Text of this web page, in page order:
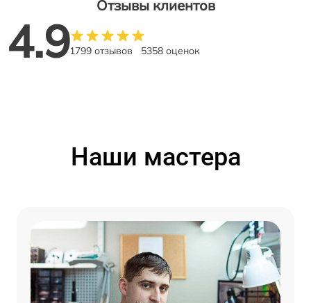
Отзывы клиентов
4.91799 отзывов 5358 оценок
Наши мастера